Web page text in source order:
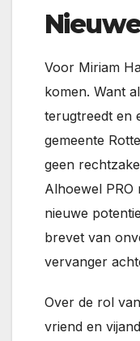
Voor Miriam
komen. Want
terugtreedt en
gemeente
geen
Alhoewel PRO
nieuwe
brevet van
vervanger
Over de rol
vriend en